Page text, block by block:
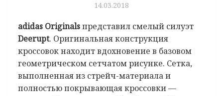
14.03.2018
adidas Originalsпредставил смелый силуэт
Deerupt. Оригинальная конструкция
кроссовок находит вдохновение в базовом
геометрическом сетчатом рисунке. Сетка,
выполненная из стрейч-материала и
полностью покрывающая кроссовки —